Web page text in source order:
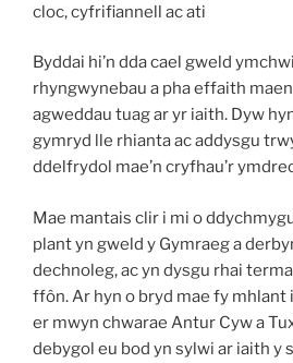
cloc, cyfrifiannell ac ati
Byddai hi’n dda cael gweld
rhyngwynebau a pha effaith
agweddau tuag ar yr iaith. Dyw
gymryd lle rhianta ac addysgu
ddelfrydol mae’n cryfhau’r
Mae mantais clir i mi o
plant yn gweld y Gymraeg a
dechnoleg, ac yn dysgu rhai
ffôn. Ar hyn o bryd mae fy
er mwyn chwarae Antur Cyw a
debygol eu bod yn sylwi ar iaith y